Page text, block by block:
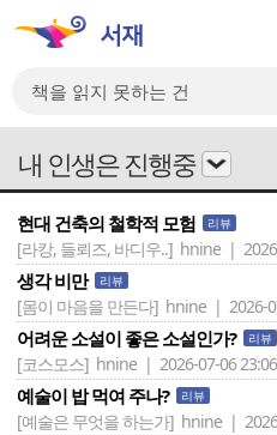
내 인생은 진행중
현대 건축의 철학적 모험 리뷰
[라캉, 들뢰즈, 바디우..] hnine |
생각 비만 리뷰
[몸이 마음을 만든다] hnine | 2026-
어려운 소설이 좋은 소설인가? 리뷰
[코스모스] hnine | 2026-07-06 23:06
예술이 밥 먹여 주나? 리뷰
[예술은 무엇을 하는가] hnine |